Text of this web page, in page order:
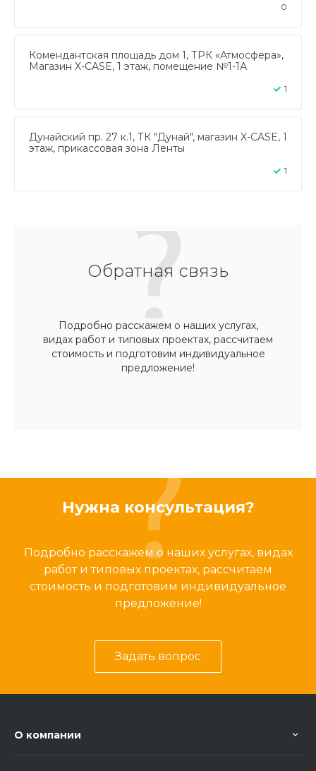
0
Комендантская площадь дом 1, ТРК «Атмосфера»,
Магазин X-CASE, 1 этаж, помещение №1-1А
1
Дунайский пр. 27 к.1, ТК "Дунай", магазин X-CASE, 1
этаж, прикассовая зона Ленты
1
Обратная связь
Подробно расскажем о наших услугах,
видах работ и типовых проектах, рассчитаем
стоимость и подготовим индивидуальное
предложение!
Нужна консультация?
Подробно расскажем о наших услугах, видах
работ и типовых проектах, рассчитаем
стоимость и подготовим индивидуальное
предложение!
Задать вопрос
О компании